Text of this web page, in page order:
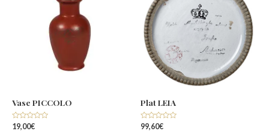
Vase PICCOLO
Note
19,00€
Plat LEIA
Note
99,60€